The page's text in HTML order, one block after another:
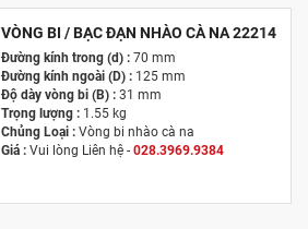
VÒNG BI / BẠC ĐẠN NHÀO CÀ NA 22214
Đường kính trong (d) :70 mm
Đường kính ngoài (D) :125 mm
Độ dày vòng bi (B) :31 mm
Trọng lượng : 1.55 kg
Chủng Loại : Vòng bi nhào cà na
Giá :Vui lòng Liên hệ - 028.3969.9384